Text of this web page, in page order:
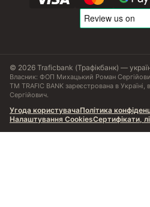
© 2026 Traficbank (Трафікбанк) —
Власник: ФОП Михацький Роман
ТМ TRAFIC BANK зареєстрована в
Сергійович.
Угода користувачаПолітика
Налаштування CookiesСертифікати,